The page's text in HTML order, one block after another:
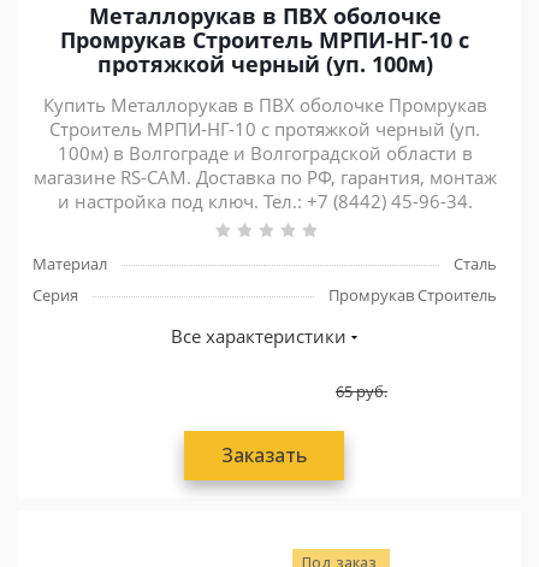
Металлорукав в ПВХ оболочке
Промрукав Строитель МРПИ-НГ-10 с
протяжкой черный (уп. 100м)
Купить Металлорукав в ПВХ оболочке Промрукав
Строитель МРПИ-НГ-10 с протяжкой черный (уп.
100м) в Волгограде и Волгоградской области в
магазине RS-CAM. Доставка по РФ, гарантия, монтаж
и настройка под ключ. Тел.: +7 (8442) 45-96-34.
Материал
Сталь
Серия
Промрукав Строитель
Все характеристики
65руб.
Заказать
Под заказ